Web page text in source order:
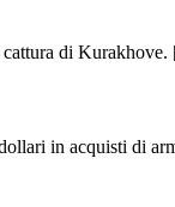
di Kurakhove.
in acquisti di